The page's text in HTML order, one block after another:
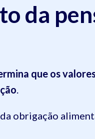
da
que os
.
obrigação